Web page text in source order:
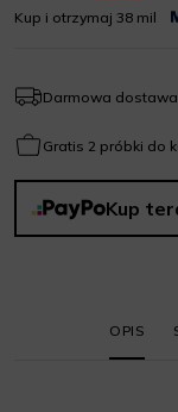
Kup i otrzymaj 38 mil
Darmowa
Gratis 2 próbki do
Kup
OPIS